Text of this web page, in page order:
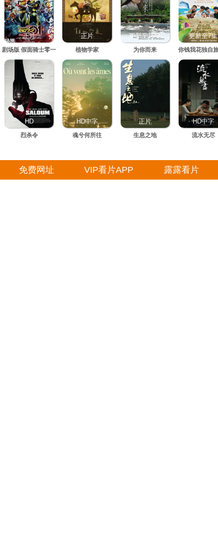
正片
剧场版 假面骑士零一
真实×时间 劇場版
正片
植物学家
更新至18集
为你而来
更新至7集
你钱我花独自
HD
烈杀令
HD中字
魂兮何所往
正片
生息之地
HD中字
流水无尽
免费网址 VIP看片APP 露露看片